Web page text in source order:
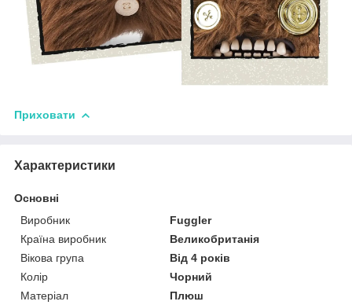
Приховати
Характеристики
Основні
Виробник
Fuggler
Країна виробник
Великобританія
Вікова група
Від 4 років
Колір
Чорний
Матеріал
Плюш